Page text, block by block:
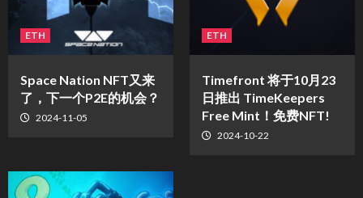
ETH
Space Nation NFT又来
了，下一个P2E的机会？
2024-11-05
ETH
Timefront 将于10月23
日推出 TimeKeepers
Free Mint！免费NFT!
2024-10-22